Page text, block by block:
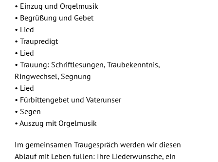
• Einzug und Orgelmusik
• Begrüßung und Gebet
• Lied
• Traupredigt
• Lied
• Trauung: Schriftlesungen, Traubekenntnis,
Ringwechsel, Segnung
• Lied
• Fürbittengebet und Vaterunser
• Segen
• Auszug mit Orgelmusik
Im gemeinsamen Traugespräch werden wir diesen
Ablauf mit Leben füllen: Ihre Liederwünsche, ein